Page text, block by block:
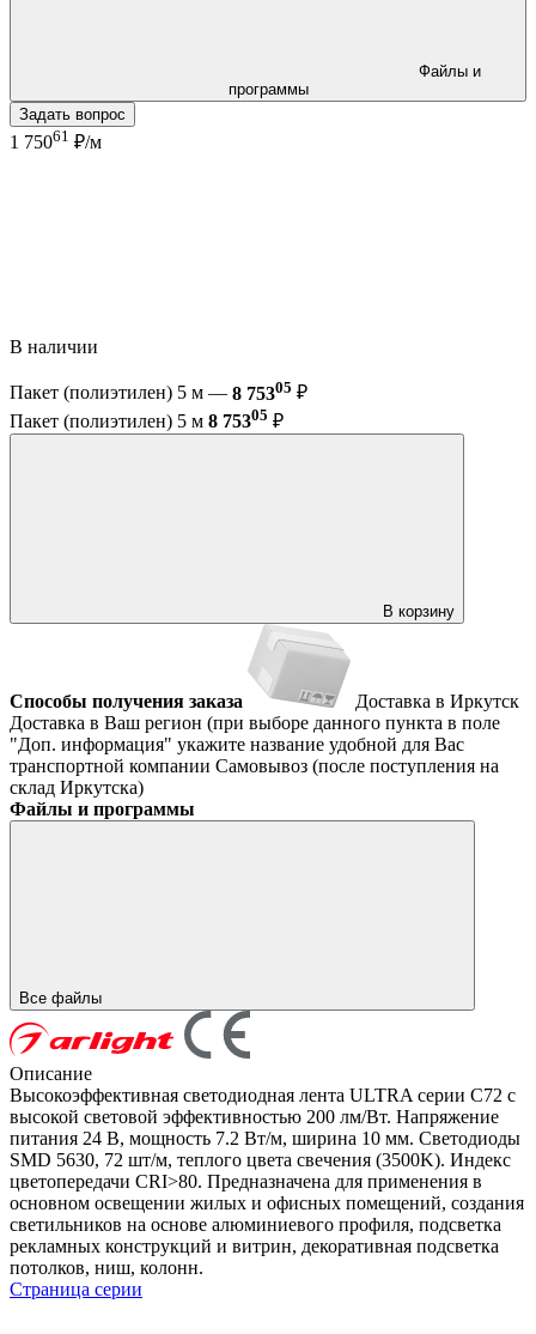
программы
Задать вопрос
1 75061 ₽/м
В наличии
Пакет (полиэтилен) 5 м — 8 75305 ₽
Пакет (полиэтилен) 5 м 8 75305 ₽
В корзину
Способы получения заказа
Доставка в Иркутск
Доставка в Ваш регион (при выборе данного пункта в поле
"Доп. информация" укажите название удобной для Вас
транспортной компании Самовывоз (после поступления на
склад Иркутска)
Файлы и программы
Все файлы
Описание
Высокоэффективная светодиодная лента ULTRA серии C72 с
высокой световой эффективностью 200 лм/Вт. Напряжение
питания 24 В, мощность 7.2 Вт/м, ширина 10 мм. Светодиоды
SMD 5630, 72 шт/м, теплого цвета свечения (3500K). Индекс
цветопередачи CRI>80. Предназначена для применения в
основном освещении жилых и офисных помещений, создания
светильников на основе алюминиевого профиля, подсветка
рекламных конструкций и витрин, декоративная подсветка
потолков, ниш, колонн.
Страница серии